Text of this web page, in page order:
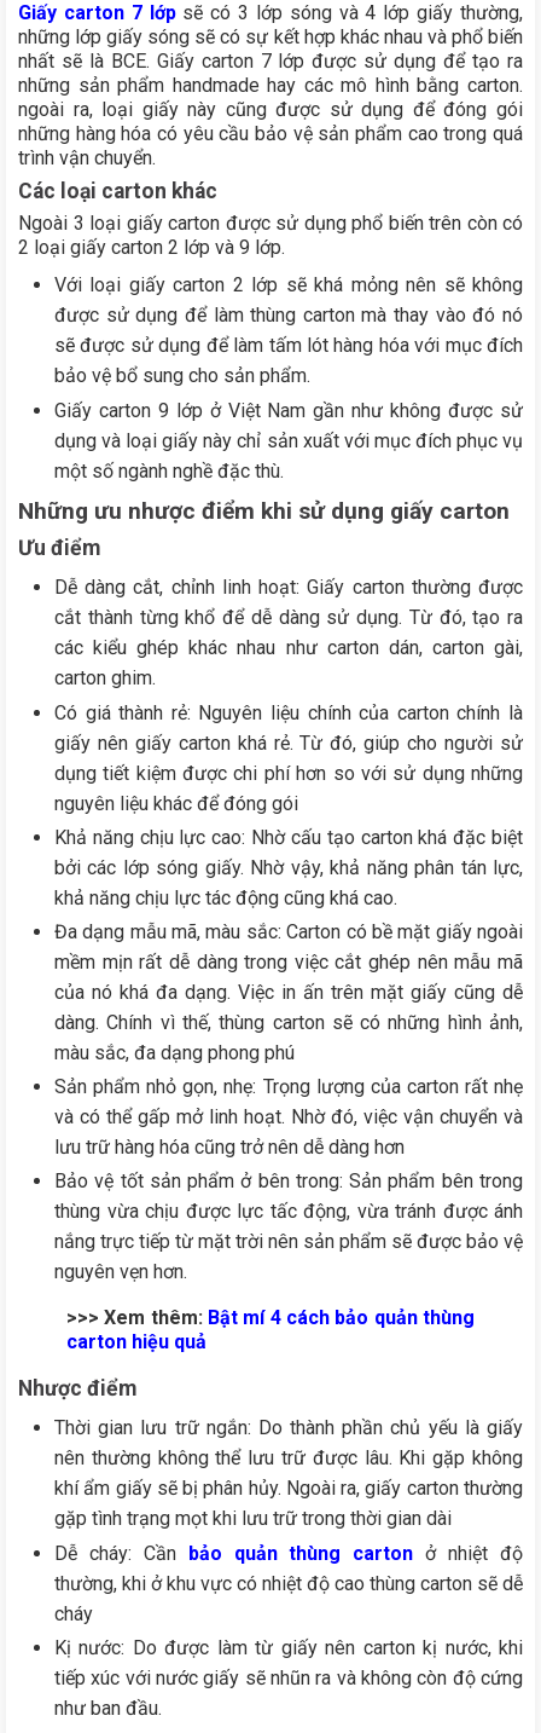
Giấy carton 7 lớpsẽ có 3 lớp sóng và 4 lớp giấy thường,
những lớp giấy sóng sẽ có sự kết hợp khác nhau và phổ biến
nhất sẽ là BCE. Giấy carton 7 lớp được sử dụng để tạo ra
những sản phẩm handmade hay các mô hình bằng carton.
ngoài ra, loại giấy này cũng được sử dụng để đóng gói
những hàng hóa có yêu cầu bảo vệ sản phẩm cao trong quá
trình vận chuyển.
Các loại carton khác
Ngoài 3 loại giấy carton được sử dụng phổ biến trên còn có
2 loại giấy carton 2 lớp và 9 lớp.
Với loại giấy carton 2 lớp sẽ khá mỏng nên sẽ không
được sử dụng để làm thùng carton mà thay vào đó nó
sẽ được sử dụng để làm tấm lót hàng hóa với mục đích
bảo vệ bổ sung cho sản phẩm.
Giấy carton 9 lớp ở Việt Nam gần như không được sử
dụng và loại giấy này chỉ sản xuất với mục đích phục vụ
một số ngành nghề đặc thù.
Những ưu nhược điểm khi sử dụng giấy carton
Ưu điểm
Dễ dàng cắt, chỉnh linh hoạt: Giấy carton thường được
cắt thành từng khổ để dễ dàng sử dụng. Từ đó, tạo ra
các kiểu ghép khác nhau như carton dán, carton gài,
carton ghim.
Có giá thành rẻ: Nguyên liệu chính của carton chính là
giấy nên giấy carton khá rẻ. Từ đó, giúp cho người sử
dụng tiết kiệm được chi phí hơn so với sử dụng những
nguyên liệu khác để đóng gói
Khả năng chịu lực cao: Nhờ cấu tạo carton khá đặc biệt
bởi các lớp sóng giấy. Nhờ vậy, khả năng phân tán lực,
khả năng chịu lực tác động cũng khá cao.
Đa dạng mẫu mã, màu sắc: Carton có bề mặt giấy ngoài
mềm mịn rất dễ dàng trong việc cắt ghép nên mẫu mã
của nó khá đa dạng. Việc in ấn trên mặt giấy cũng dễ
dàng. Chính vì thế, thùng carton sẽ có những hình ảnh,
màu sắc, đa dạng phong phú
Sản phẩm nhỏ gọn, nhẹ: Trọng lượng của carton rất nhẹ
và có thể gấp mở linh hoạt. Nhờ đó, việc vận chuyển và
lưu trữ hàng hóa cũng trở nên dễ dàng hơn
Bảo vệ tốt sản phẩm ở bên trong: Sản phẩm bên trong
thùng vừa chịu được lực tấc động, vừa tránh được ánh
nắng trực tiếp từ mặt trời nên sản phẩm sẽ được bảo vệ
nguyên vẹn hơn.
>>> Xem thêm: Bật mí 4 cách bảo quản thùng
carton hiệu quả
Nhược điểm
Thời gian lưu trữ ngắn: Do thành phần chủ yếu là giấy
nên thường không thể lưu trữ được lâu. Khi gặp không
khí ẩm giấy sẽ bị phân hủy. Ngoài ra, giấy carton thường
gặp tình trạng mọt khi lưu trữ trong thời gian dài
Dễ cháy: Cần bảo quản thùng carton ở nhiệt độ
thường, khi ở khu vực có nhiệt độ cao thùng carton sẽ dễ
cháy
Kị nước: Do được làm từ giấy nên carton kị nước, khi
tiếp xúc với nước giấy sẽ nhũn ra và không còn độ cứng
như ban đầu.